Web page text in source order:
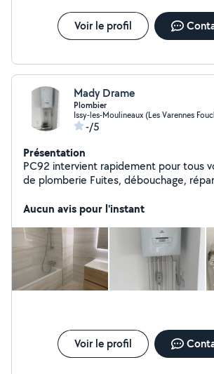
Voir le profil
Mady Drame
Plombier
Issy-les-Moulineaux (Les Varennes
-/5
Présentation
PC92 intervient rapidement pour tous
de plomberie Fuites, débouchage, réparations
Aucun avis pour l'instant
Voir le profil